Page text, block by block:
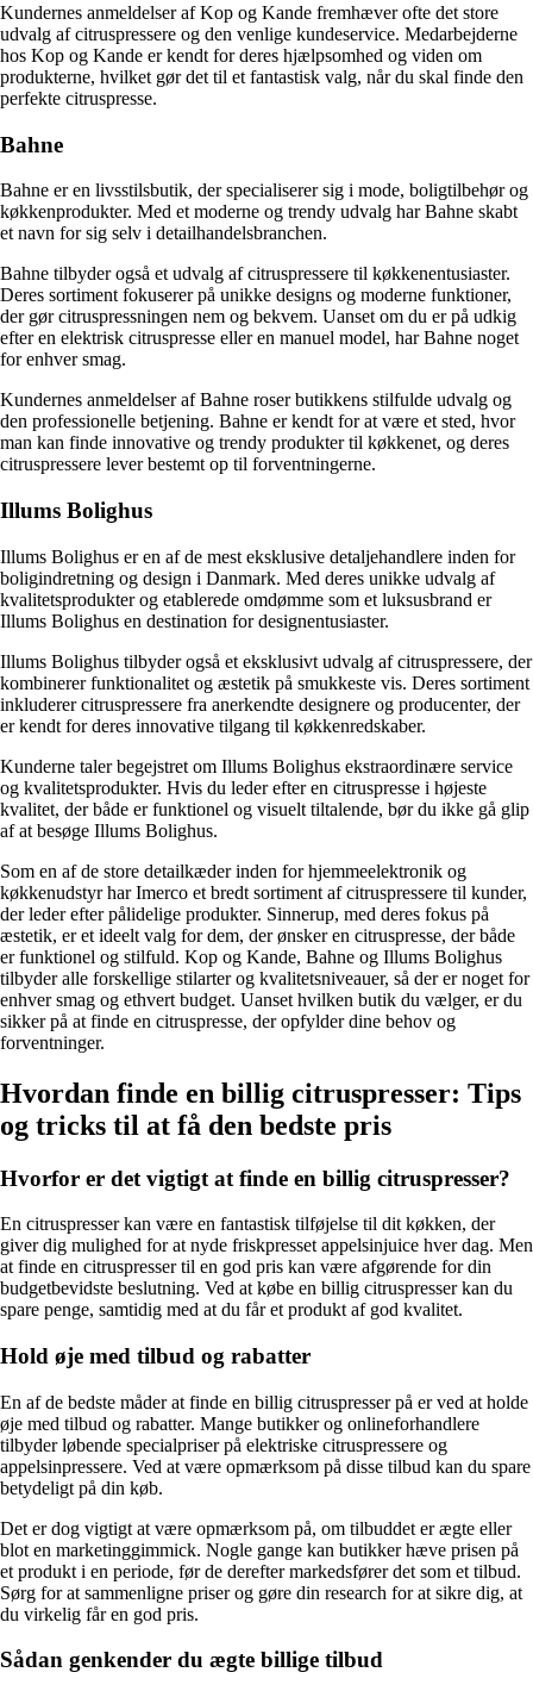
Kundernes anmeldelser af Kop og Kande fremhæver ofte det store
udvalg af citruspressere og den venlige kundeservice. Medarbejderne
hos Kop og Kande er kendt for deres hjælpsomhed og viden om
produkterne, hvilket gør det til et fantastisk valg, når du skal finde den
perfekte citruspresse.
Bahne
Bahne er en livsstilsbutik, der specialiserer sig i mode, boligtilbehør og
køkkenprodukter. Med et moderne og trendy udvalg har Bahne skabt
et navn for sig selv i detailhandelsbranchen.
Bahne tilbyder også et udvalg af citruspressere til køkkenentusiaster.
Deres sortiment fokuserer på unikke designs og moderne funktioner,
der gør citruspressningen nem og bekvem. Uanset om du er på udkig
efter en elektrisk citruspresse eller en manuel model, har Bahne noget
for enhver smag.
Kundernes anmeldelser af Bahne roser butikkens stilfulde udvalg og
den professionelle betjening. Bahne er kendt for at være et sted, hvor
man kan finde innovative og trendy produkter til køkkenet, og deres
citruspressere lever bestemt op til forventningerne.
Illums Bolighus
Illums Bolighus er en af de mest eksklusive detaljehandlere inden for
boligindretning og design i Danmark. Med deres unikke udvalg af
kvalitetsprodukter og etablerede omdømme som et luksusbrand er
Illums Bolighus en destination for designentusiaster.
Illums Bolighus tilbyder også et eksklusivt udvalg af citruspressere, der
kombinerer funktionalitet og æstetik på smukkeste vis. Deres sortiment
inkluderer citruspressere fra anerkendte designere og producenter, der
er kendt for deres innovative tilgang til køkkenredskaber.
Kunderne taler begejstret om Illums Bolighus ekstraordinære service
og kvalitetsprodukter. Hvis du leder efter en citruspresse i højeste
kvalitet, der både er funktionel og visuelt tiltalende, bør du ikke gå glip
af at besøge Illums Bolighus.
Som en af de store detailkæder inden for hjemmeelektronik og
køkkenudstyr har Imerco et bredt sortiment af citruspressere til kunder,
der leder efter pålidelige produkter. Sinnerup, med deres fokus på
æstetik, er et ideelt valg for dem, der ønsker en citruspresse, der både
er funktionel og stilfuld. Kop og Kande, Bahne og Illums Bolighus
tilbyder alle forskellige stilarter og kvalitetsniveauer, så der er noget for
enhver smag og ethvert budget. Uanset hvilken butik du vælger, er du
sikker på at finde en citruspresse, der opfylder dine behov og
forventninger.
Hvordan finde en billig citruspresser: Tips
og tricks til at få den bedste pris
Hvorfor er det vigtigt at finde en billig citruspresser?
En citruspresser kan være en fantastisk tilføjelse til dit køkken, der
giver dig mulighed for at nyde friskpresset appelsinjuice hver dag. Men
at finde en citruspresser til en god pris kan være afgørende for din
budgetbevidste beslutning. Ved at købe en billig citruspresser kan du
spare penge, samtidig med at du får et produkt af god kvalitet.
Hold øje med tilbud og rabatter
En af de bedste måder at finde en billig citruspresser på er ved at holde
øje med tilbud og rabatter. Mange butikker og onlineforhandlere
tilbyder løbende specialpriser på elektriske citruspressere og
appelsinpressere. Ved at være opmærksom på disse tilbud kan du spare
betydeligt på din køb.
Det er dog vigtigt at være opmærksom på, om tilbuddet er ægte eller
blot en marketinggimmick. Nogle gange kan butikker hæve prisen på
et produkt i en periode, før de derefter markedsfører det som et tilbud.
Sørg for at sammenligne priser og gøre din research for at sikre dig, at
du virkelig får en god pris.
Sådan genkender du ægte billige tilbud